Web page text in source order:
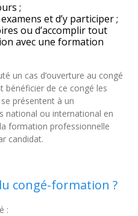
;
et d’y participer ;
ou d’accomplir tout
avec une formation
un cas d’ouverture au congé
bénéficier de ce congé les
présentent à un
national ou international en
formation professionnelle
candidat.
congé-formation ?
: